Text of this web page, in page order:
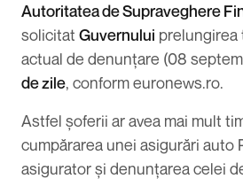
Autoritatea de Supraveghere
solicitat Guvernului prelungirea
actual de denunțare (08
de zile, conform euronews.ro.
Astfel șoferii ar avea mai mult
cumpărarea unei asigurări auto
asigurator și denunțarea celei